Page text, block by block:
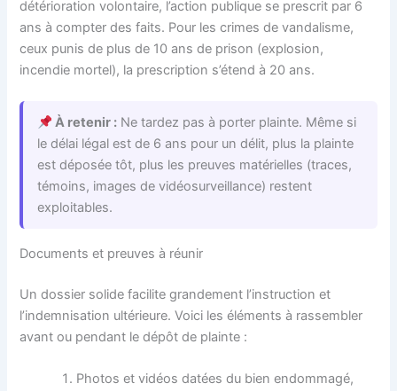
détérioration volontaire, l’action publique se prescrit par 6
ans à compter des faits. Pour les crimes de vandalisme,
ceux punis de plus de 10 ans de prison (explosion,
incendie mortel), la prescription s’étend à 20 ans.
À retenir : Ne tardez pas à porter plainte. Même si
le délai légal est de 6 ans pour un délit, plus la plainte
est déposée tôt, plus les preuves matérielles (traces,
témoins, images de vidéosurveillance) restent
exploitables.
Documents et preuves à réunir
Un dossier solide facilite grandement l’instruction et
l’indemnisation ultérieure. Voici les éléments à rassembler
avant ou pendant le dépôt de plainte :
Photos et vidéos datées du bien endommagé,